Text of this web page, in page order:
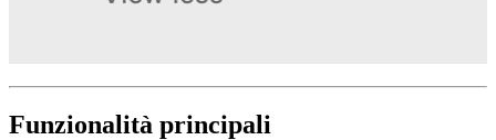
Funzionalità principali